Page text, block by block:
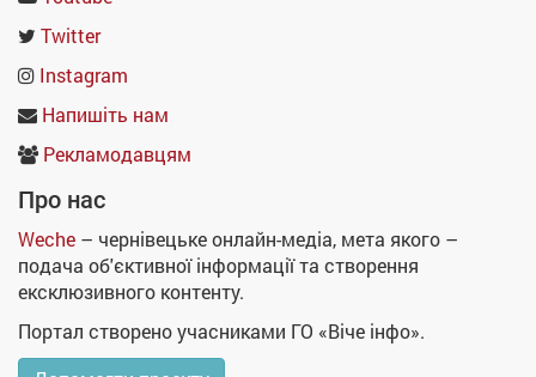
Twitter
Instagram
Напишіть нам
Рекламодавцям
Про нас
Weche – чернівецьке онлайн-медіа, мета якого –
подача об'єктивної інформації та створення
ексклюзивного контенту.
Портал створено учасниками ГО «Віче інфо».